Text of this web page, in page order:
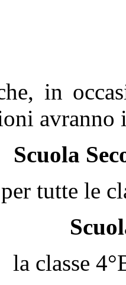
in
avranno
Scuola
per tutte le
la classe